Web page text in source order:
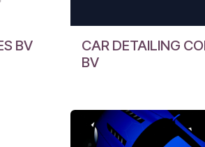
BV
CAR DETAILING
BV